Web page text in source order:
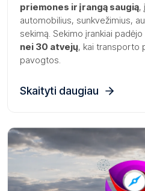
priemones ir įrangą saugią,
automobilius, sunkvežimius,
sekimą. Sekimo įrankiai
nei 30 atvejų, kai transporto
pavogtos.
Skaityti daugiau